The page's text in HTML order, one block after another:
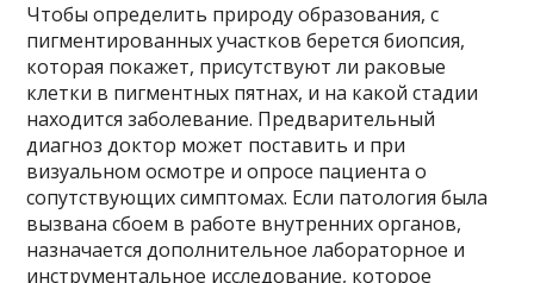
Чтобы определить природу образования, с
пигментированных участков берется биопсия,
которая покажет, присутствуют ли раковые
клетки в пигментных пятнах, и на какой стадии
находится заболевание. Предварительный
диагноз доктор может поставить и при
визуальном осмотре и опросе пациента о
сопутствующих симптомах. Если патология была
вызвана сбоем в работе внутренних органов,
назначается дополнительное лабораторное и
инструментальное исследование, которое